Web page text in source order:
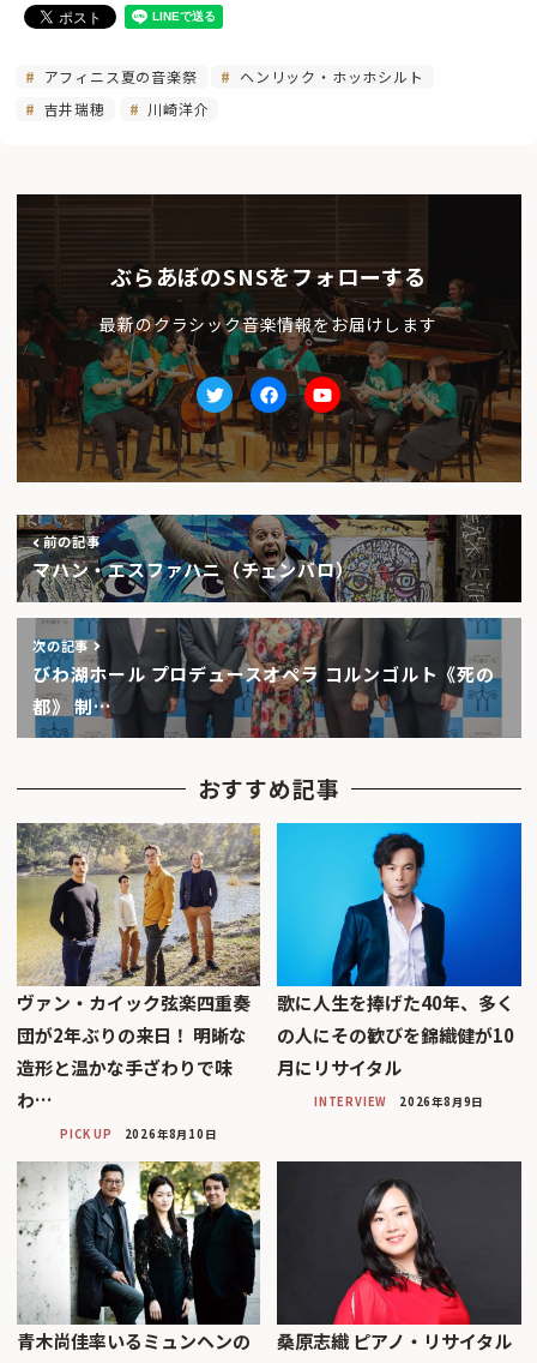
アフィニス夏の音楽祭
ヘンリック・ホッホシルト
吉井瑞穂
川崎洋介
ぶらあぼのSNSをフォローする
最新のクラシック音楽情報をお届けします
TwitterfacebookYoutube
前の記事
マハン・エスファハニ（チェンバロ）
次の記事
びわ湖ホール プロデュースオペラ コルンゴルト《死の
都》 制…
おすすめ記事
ヴァン・カイック弦楽四重奏
団が2年ぶりの来日！ 明晰な
造形と温かな手ざわりで味
わ…
PICK UP 2026年8月10日
歌に人生を捧げた40年、多く
の人にその歓びを錦織健が10
月にリサイタル
INTERVIEW 2026年8月9日
青木尚佳率いるミュンヘンの
桑原志織 ピアノ・リサイタル